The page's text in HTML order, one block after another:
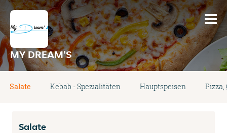
MY DREAM'S
Salate Kebab - Spezialitäten Hauptspeisen Pizza,
Salate